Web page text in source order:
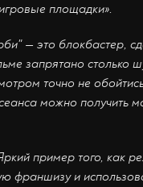
площадки».
— это блокбастер,
запрятано столько
точно не
можно получить
пример того, как
франшизу и